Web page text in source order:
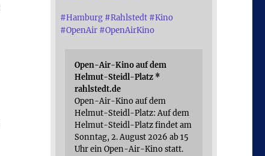
#Hamburg #Rahlstedt #Kino
#OpenAir #OpenAirKino
Open-Air-Kino auf dem
Helmut-Steidl-Platz *
rahlstedt.de
Open-Air-Kino auf dem
Helmut-Steidl-Platz: Auf dem
Helmut-Steidl-Platz findet am
Sonntag, 2. August 2026 ab 15
Uhr ein Open-Air-Kino statt.